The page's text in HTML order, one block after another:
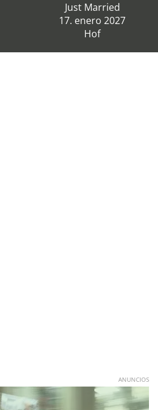
Just Married
17. enero 2027
Hof
ANUNCIOS